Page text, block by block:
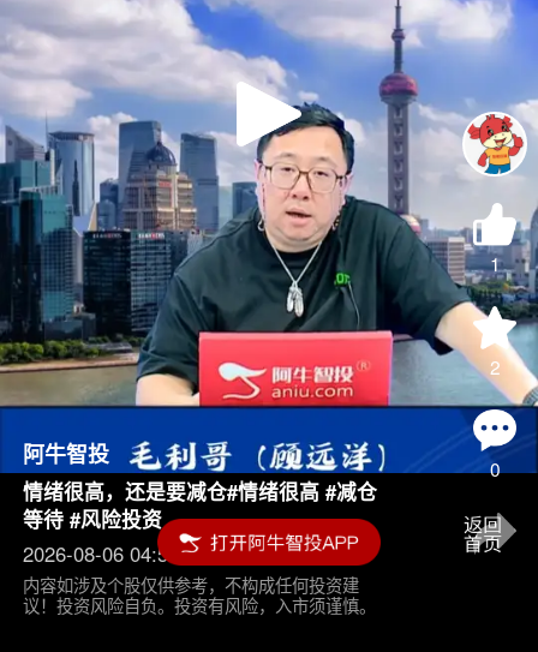
Play
Video
1
2
0
阿牛智投
情绪很高，还是要减仓#情绪很高 #减仓
等待 #风险投资
2026-08-06 04:55
内容如涉及个股仅供参考，不构成任何投资建
议！投资风险自负。投资有风险，入市须谨慎。